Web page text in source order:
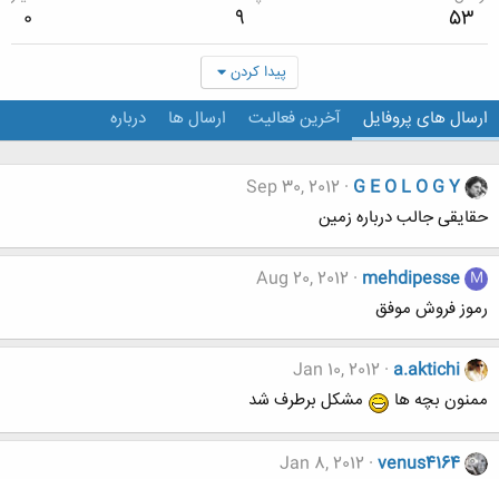
53
9
0
پیدا کردن
ارسال های پروفایل آخرین فعالیت ارسال ها درباره
G E O L O G Y
Sep 30, 2012
حقایقی جالب درباره زمین
M
mehdipesse
Aug 20, 2012
رموز فروش موفق
a.aktichi
Jan 10, 2012
ممنون بچه ها
مشکل برطرف شد
venus4164
Jan 8, 2012